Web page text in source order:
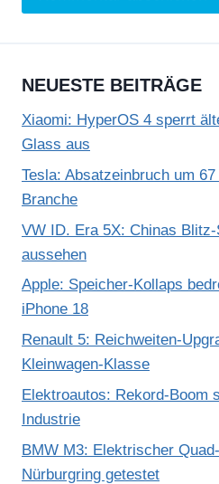
NEUESTE BEITRÄGE
Xiaomi: HyperOS 4 sperrt
Glass aus
Tesla: Absatzeinbruch um
Branche
VW ID. Era 5X: Chinas
aussehen
Apple: Speicher-Kollaps
iPhone 18
Renault 5: Reichweiten-
Kleinwagen-Klasse
Elektroautos: Rekord-Boom
Industrie
BMW M3: Elektrischer
Nürburgring getestet